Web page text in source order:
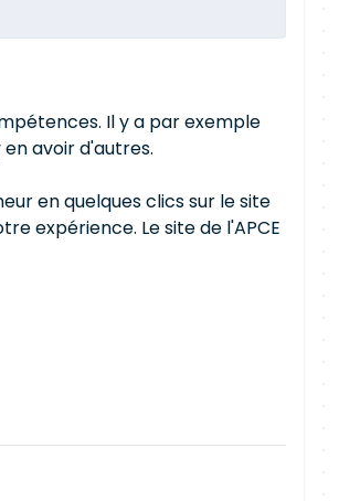
Il y a par exemple
avoir d'autres.
en quelques clics sur le site
expérience. Le site de l'APCE